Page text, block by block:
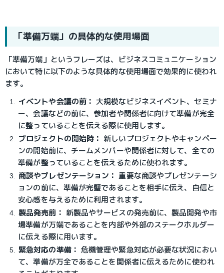
「準備万端」の具体的な使用場面
「準備万端」というフレーズは、ビジネスコミュニケーション
において特に以下のような具体的な使用場面で効果的に使われ
ます。
イベントや会議の前： 大規模なビジネスイベント、セミナ
ー、会議などの前に、参加者や関係者に向けて準備が完全
に整っていることを伝える際に使用します。
プロジェクトの開始時： 新しいプロジェクトやキャンペー
ンの開始前に、チームメンバーや関係者に対して、全ての
準備が整っていることを伝えるために使われます。
商談やプレゼンテーション： 重要な商談やプレゼンテーシ
ョンの前に、準備が完璧であることを相手に伝え、自信と
安心感を与えるために利用されます。
製品発売前： 新製品やサービスの発売前に、製品開発や市
場準備が万端であることを内部や外部のステークホルダー
に伝える際に用います。
緊急対応の準備： 危機管理や緊急対応が必要な状況におい
て、準備が万全であることを関係者に伝えるために使われ